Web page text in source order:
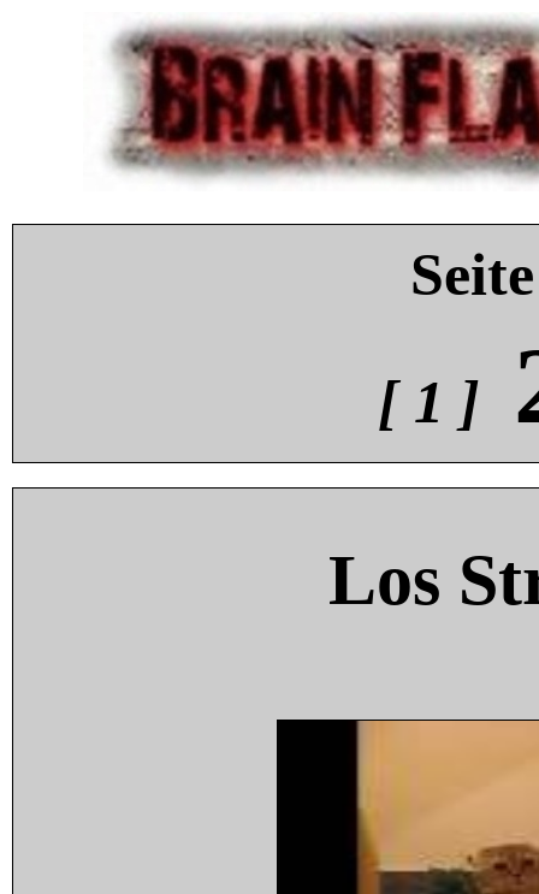
[ 1 ]
Los